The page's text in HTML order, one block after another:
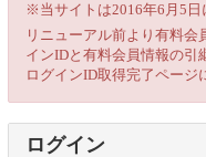
※当サイトは2016年6月5日
リニューアル前より有料
インIDと有料会員情報の引
ログインID取得完了ページ
ログイン